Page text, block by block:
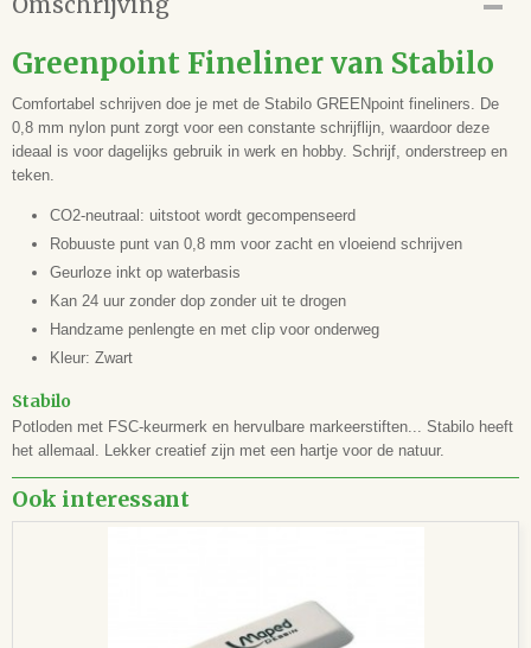
94.192.05
4006381399098
Greenpoint Fineliner van Stabilo
Comfortabel schrijven doe je met de Stabilo GREENpoint fineliners. De
0,8 mm nylon punt zorgt voor een constante schrijflijn, waardoor deze
ideaal is voor dagelijks gebruik in werk en hobby. Schrijf, onderstreep en
teken.
CO2-neutraal: uitstoot wordt gecompenseerd
Robuuste punt van 0,8 mm voor zacht en vloeiend schrijven
Geurloze inkt op waterbasis
Kan 24 uur zonder dop zonder uit te drogen
Handzame penlengte en met clip voor onderweg
Kleur: Zwart
Stabilo
Potloden met FSC-keurmerk en hervulbare markeerstiften... Stabilo heeft
het allemaal. Lekker creatief zijn met een hartje voor de natuur.
Ook interessant